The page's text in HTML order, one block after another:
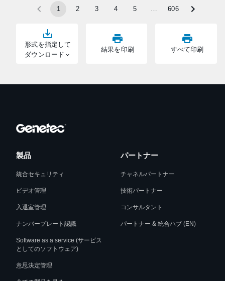
形式を指定して
ダウンロード
結果を印刷 すべて印刷
1 2 3 4 5 … 606
製品
統合セキュリティ
ビデオ管理
入退室管理
ナンバープレート認識
Software as a service (サービス
としてのソフトウェア)
意思決定管理
パートナー
チャネルパートナー
技術パートナー
コンサルタント
パートナー & 統合ハブ (EN)